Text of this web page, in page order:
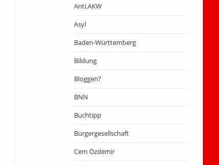
Anti.AKW
Asyl
Baden-Württemberg
Bildung
Bloggen?
BNN
Buchtipp
Bürgergesellschaft
Cem Özdemir